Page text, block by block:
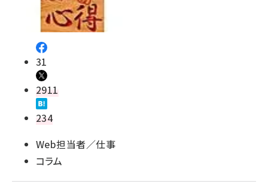
31
2911
234
Web担当者／仕事
コラム